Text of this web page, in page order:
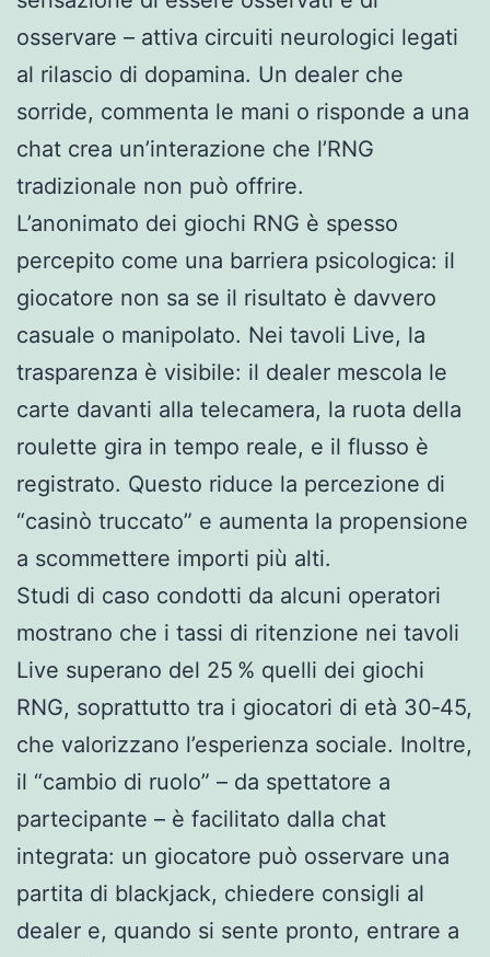
osservare – attiva circuiti neurologici legati
al rilascio di dopamina. Un dealer che
sorride, commenta le mani o risponde a una
chat crea un’interazione che l’RNG
tradizionale non può offrire.
L’anonimato dei giochi RNG è spesso
percepito come una barriera psicologica: il
giocatore non sa se il risultato è davvero
casuale o manipolato. Nei tavoli Live, la
trasparenza è visibile: il dealer mescola le
carte davanti alla telecamera, la ruota della
roulette gira in tempo reale, e il flusso è
registrato. Questo riduce la percezione di
“casinò truccato” e aumenta la propensione
a scommettere importi più alti.
Studi di caso condotti da alcuni operatori
mostrano che i tassi di ritenzione nei tavoli
Live superano del 25 % quelli dei giochi
RNG, soprattutto tra i giocatori di età 30‑45,
che valorizzano l’esperienza sociale. Inoltre,
il “cambio di ruolo” – da spettatore a
partecipante – è facilitato dalla chat
integrata: un giocatore può osservare una
partita di blackjack, chiedere consigli al
dealer e, quando si sente pronto, entrare a